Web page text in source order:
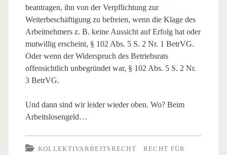
beantragen, ihn von der Verpflichtung zur
Weiterbeschäftigung zu befreien, wenn die Klage des
Arbeitnehmers z. B. keine Aussicht auf Erfolg hat oder
mutwillig erscheint, § 102 Abs. 5 S. 2 Nr. 1 BetrVG.
Oder wenn der Widerspruch des Betriebsrats
offensichtlich unbegründet war, § 102 Abs. 5 S. 2 Nr.
3 BetrVG.
Und dann sind wir leider wieder oben. Wo? Beim
Arbeitslosengeld…
KOLLEKTIVARBEITSRECHT
RECHT FÜR